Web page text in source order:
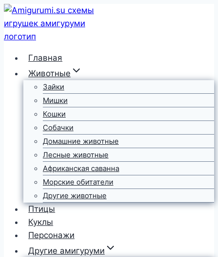
Перейти
к
содержимому
Главная
Животные
Зайки
Мишки
Кошки
Собачки
Домашние животные
Лесные животные
Африканская саванна
Морские обитатели
Другие животные
Птицы
Куклы
Персонажи
Другие амигуруми